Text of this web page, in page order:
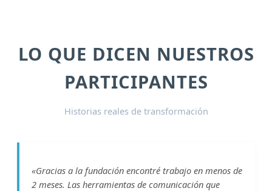
LO QUE DICEN NUESTROS
PARTICIPANTES
Historias reales de transformación
«Gracias a la fundación encontré trabajo en menos de
2 meses. Las herramientas de comunicación que